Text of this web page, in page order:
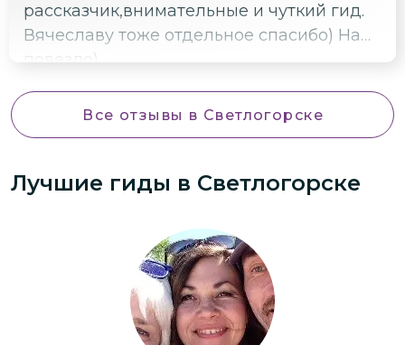
рассказчик,внимательные и чуткий гид.
Вячеславу тоже отдельное спасибо) Нам
повезло)
Все отзывы в Светлогорске
Лучшие гиды в Светлогорске